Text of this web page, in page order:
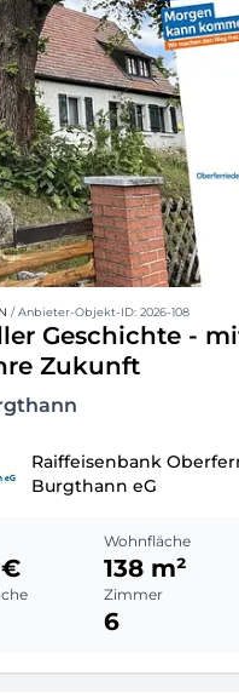
/ Anbieter-Objekt-ID: 2026-108
Geschichte -
Zukunft
Raiffeisenbank
Burgthann eG
Wohnfläche
138 m²
Zimmer
6